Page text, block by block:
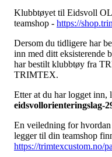
Klubbtøyet til Eidsvoll
teamshop - https://
Dersom du tidligere har
inn med ditt eksisterende
har bestilt klubbtøy fra
TRIMTEX.
Etter at du har logget inn,
eidsvollorienteringslag-
En veiledning for
legger til din teamshop
https://trimtexcustom.no/